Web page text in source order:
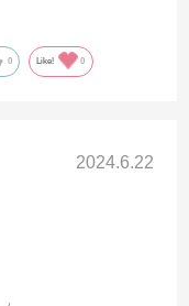
0 Like! 0
2024.6.22